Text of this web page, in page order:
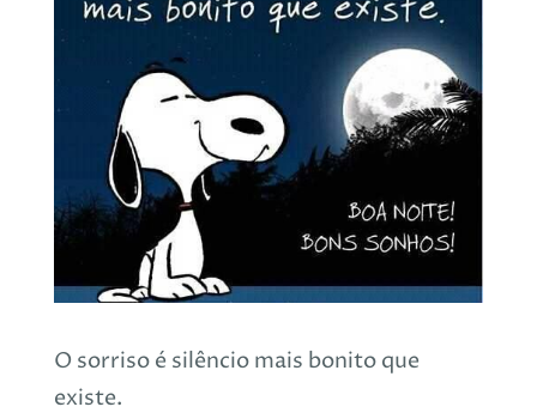
O sorriso é silêncio mais bonito que
existe.